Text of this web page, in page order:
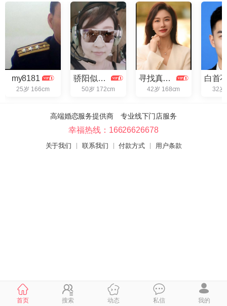
my8181
25岁 166cm
骄阳似火2025
50岁 172cm
寻找真爱云儿
42岁 168cm 32岁
高端婚恋服务提供商 专业线下门店服务
幸福热线：16626626678
关于我们 联系我们 付款方式 用户条款
首页 搜索 动态 私信 我的